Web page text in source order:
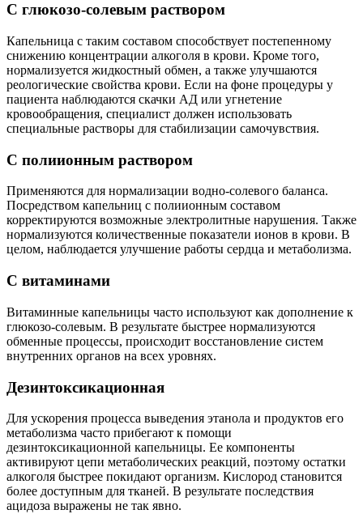
С глюкозо-солевым раствором
Капельница с таким составом способствует постепенному
снижению концентрации алкоголя в крови. Кроме того,
нормализуется жидкостный обмен, а также улучшаются
реологические свойства крови. Если на фоне процедуры у
пациента наблюдаются скачки АД или угнетение
кровообращения, специалист должен использовать
специальные растворы для стабилизации самочувствия.
С полиионным раствором
Применяются для нормализации водно-солевого баланса.
Посредством капельниц с полиионным составом
корректируются возможные электролитные нарушения. Также
нормализуются количественные показатели ионов в крови. В
целом, наблюдается улучшение работы сердца и метаболизма.
С витаминами
Витаминные капельницы часто используют как дополнение к
глюкозо-солевым. В результате быстрее нормализуются
обменные процессы, происходит восстановление систем
внутренних органов на всех уровнях.
Дезинтоксикационная
Для ускорения процесса выведения этанола и продуктов его
метаболизма часто прибегают к помощи
дезинтоксикационной капельницы. Ее компоненты
активируют цепи метаболических реакций, поэтому остатки
алкоголя быстрее покидают организм. Кислород становится
более доступным для тканей. В результате последствия
ацидоза выражены не так явно.